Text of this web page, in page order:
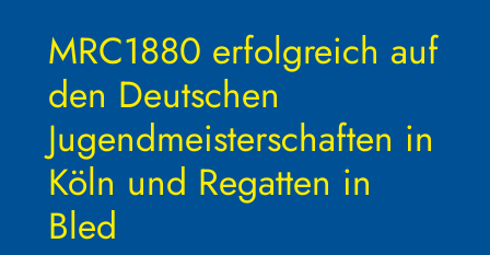
MRC1880 erfolgreich auf
den Deutschen
Jugendmeisterschaften in
Köln und Regatten in
Bled